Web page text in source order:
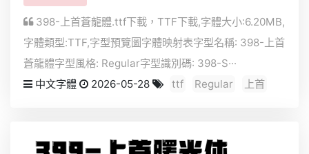
398-上首蒼龍體.ttf下載， TTF下載,字體大小:6.20MB,
字體類型:TTF,字型預覽圖字體映射表字型名稱: 398-上首
蒼龍體字型風格: Regular字型識別碼: 398-S···
中文字體
2026-05-28 ttf Regular 上首